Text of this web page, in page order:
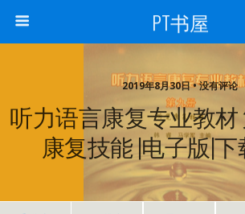
PT书屋
2019年8月30日 • 没有评论
听力语言康复专业教材
康复技能 |电子版|下